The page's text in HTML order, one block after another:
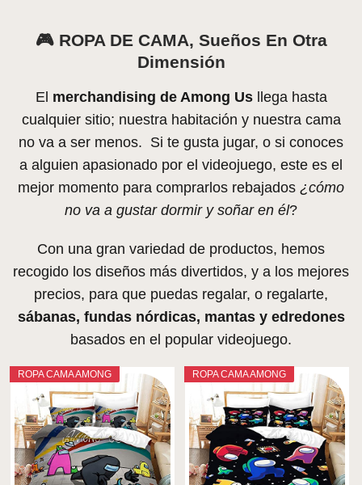
🎮 ROPA DE CAMA, Sueños En Otra
Dimensión
El merchandising de Among Usllega hasta
cualquier sitio; nuestra habitación y nuestra cama
no va a ser menos. Si te gusta jugar, o si conoces
a alguien apasionado por el videojuego, este es el
mejor momento para comprarlos rebajados ¿cómo
no va a gustar dormir y soñar en él?
Con una gran variedad de productos, hemos
recogido los diseños más divertidos, y a los mejores
precios, para que puedas regalar, o regalarte,
sábanas, fundas nórdicas, mantas y edredones
basados en el popular videojuego.
ROPA CAMA AMONG ROPA CAMA AMONG